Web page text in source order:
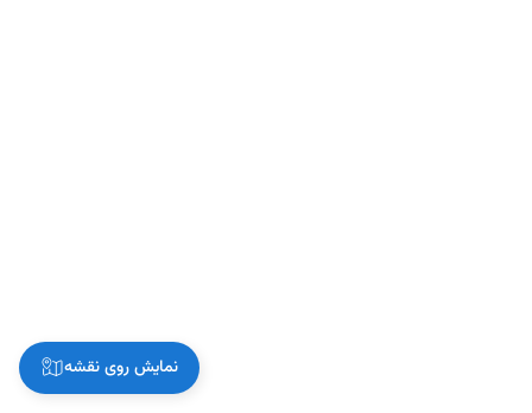
نمایش روی نقشه